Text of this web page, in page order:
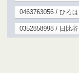
0463763056 / ひろ
0352858998 / 日比